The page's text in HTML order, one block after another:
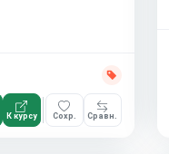
К курсу Сохр. Сравн.